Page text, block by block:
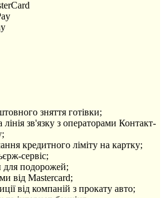
зняття готівки;
зв'язку з операторами Контакт-
кредитного ліміту на картку;
сервіс;
для подорожей;
від Mastercard;
від компаній з прокату авто;